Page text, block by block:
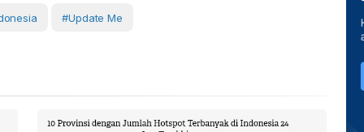
#Update Me